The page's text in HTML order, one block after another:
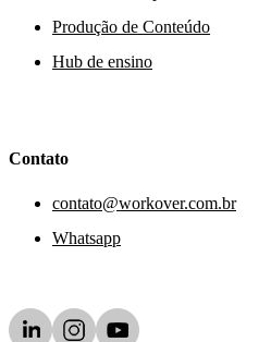
Produção de Conteúdo
Hub de ensino
Contato
contato@workover.com.br
Whatsapp